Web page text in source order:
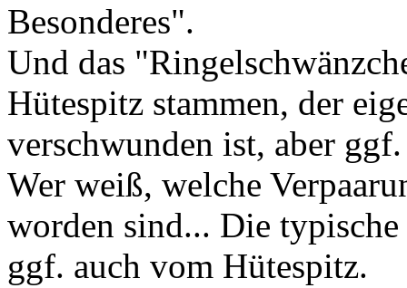
Besonderes".
Und das
Hütespitz stammen, der
verschwunden ist, aber
Wer weiß, welche
worden sind... Die
ggf. auch vom Hütespitz.